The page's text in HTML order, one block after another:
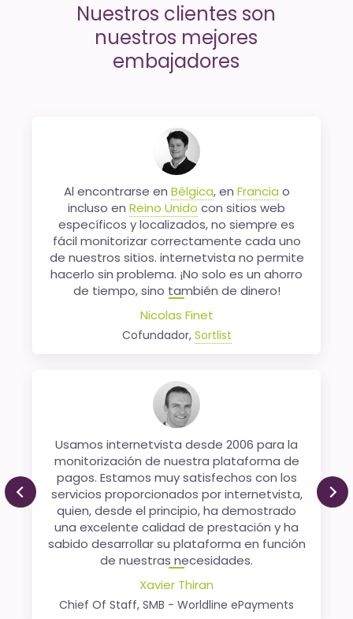
Nuestros clientes son
nuestros mejores
embajadores
Al encontrarse en Bélgica, en Francia o
incluso en Reino Unido con sitios web
específicos y localizados, no siempre es
fácil monitorizar correctamente cada uno
de nuestros sitios. internetvista no permite
hacerlo sin problema. ¡No solo es un ahorro
de tiempo, sino también de dinero!
Nicolas Finet
Cofundador, Sortlist
Usamos internetvista desde 2006 para la
monitorización de nuestra plataforma de
pagos. Estamos muy satisfechos con los
servicios proporcionados por internetvista,
quien, desde el principio, ha demostrado
una excelente calidad de prestación y ha
sabido desarrollar su plataforma en función
de nuestras necesidades.
Xavier Thiran
Chief Of Staff, SMB - Worldline ePayments
En Tradeshift, hemos confiado en
internetvista como servicio de monitoreo
para Babelway, nuestra plataforma de
integración B2B, durante más de 15 años.
Como servicio SaaS, necesitamos
garantizar que nuestro servicio sea 100 %
disponible y confiable para nuestros
clientes, ya que el tiempo de actividad es
reputación.
Florent Vansiliette
Clientes desde sus comienzos, hemos
seguido siendo fieles a internetvista. El
servicio de vigilancia de nuestros servidores
nos permite disponer de un control externo
y fiable de todo nuestro sistema. Nuestros
equipos técnicos reciben avisos por SMS
ante la más mínima incidencia en nuestra
página y pueden intervenir sin demora.
internetvista se ha convertido en un socio
Previous